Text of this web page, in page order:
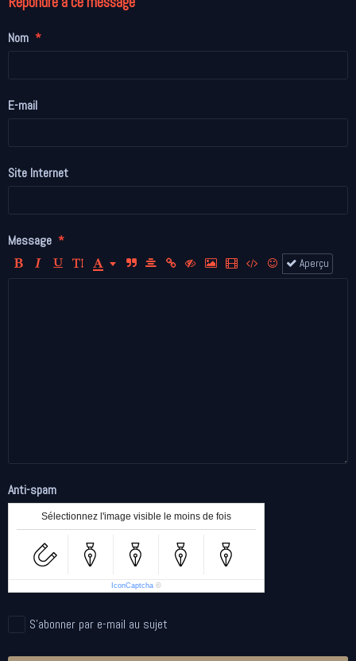
Nom
E-mail
Site Internet
Message
Aperçu
Anti-spam
Sélectionnez l'image visible le moins de fois
IconCaptcha ©
S'abonner par e-mail au sujet